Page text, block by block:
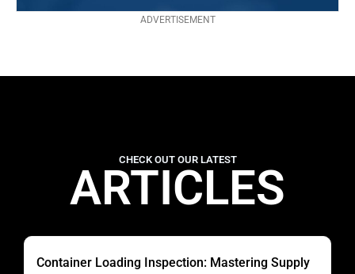
ADVERTISEMENT
CHECK OUT OUR LATEST
ARTICLES
Container Loading Inspection: Mastering Supply